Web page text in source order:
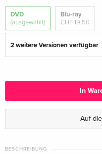
DVD
(ausgewählt)
Blu-ray
CHF 19.50
2 weitere Versionen verfügbar
Italienisch
In
Auf
BESCHREIBUNG